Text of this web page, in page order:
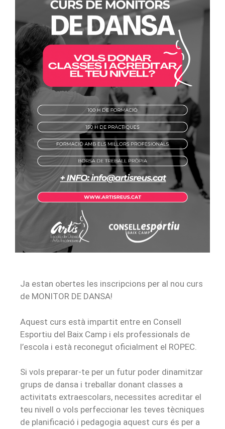
Ja estan obertes les inscripcions per al nou curs
de MONITOR DE DANSA!
Aquest curs està impartit entre en Consell
Esportiu del Baix Camp i els professionals de
l’escola i està reconegut oficialment el ROPEC.
Si vols preparar-te per un futur poder dinamitzar
grups de dansa i treballar donant classes a
activitats extraescolars, necessites acreditar el
teu nivell o vols perfeccionar les teves tècniques
de planificació i pedagogia aquest curs és per a